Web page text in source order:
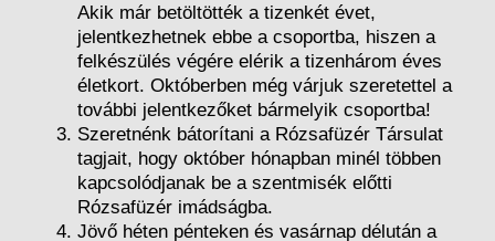
Akik már betöltötték a tizenkét évet,
jelentkezhetnek ebbe a csoportba, hiszen a
felkészülés végére elérik a tizenhárom éves
életkort. Októberben még várjuk szeretettel a
további jelentkezőket bármelyik csoportba!
Szeretnénk bátorítani a Rózsafüzér Társulat
tagjait, hogy október hónapban minél többen
kapcsolódjanak be a szentmisék előtti
Rózsafüzér imádságba.
Jövő héten pénteken és vasárnap délután a